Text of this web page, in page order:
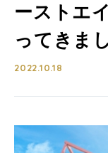
ーストエ
ってきま
2022.10.18